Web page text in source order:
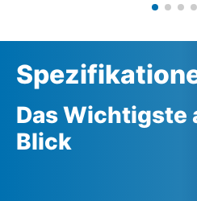
Das Wichtigste
Blick